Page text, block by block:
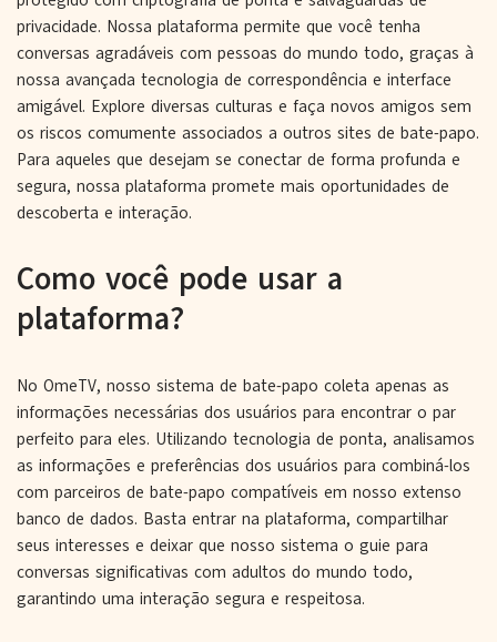
privacidade. Nossa plataforma permite que você tenha
conversas agradáveis com pessoas do mundo todo, graças à
nossa avançada tecnologia de correspondência e interface
amigável. Explore diversas culturas e faça novos amigos sem
os riscos comumente associados a outros sites de bate-papo.
Para aqueles que desejam se conectar de forma profunda e
segura, nossa plataforma promete mais oportunidades de
descoberta e interação.
Como você pode usar a
plataforma?
No OmeTV, nosso sistema de bate-papo coleta apenas as
informações necessárias dos usuários para encontrar o par
perfeito para eles. Utilizando tecnologia de ponta, analisamos
as informações e preferências dos usuários para combiná-los
com parceiros de bate-papo compatíveis em nosso extenso
banco de dados. Basta entrar na plataforma, compartilhar
seus interesses e deixar que nosso sistema o guie para
conversas significativas com adultos do mundo todo,
garantindo uma interação segura e respeitosa.